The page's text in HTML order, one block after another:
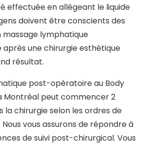
effectuée en allégeant le liquide
doivent être conscients des
massage lymphatique
une chirurgie esthétique
résultat.
post-opératoire au Body
Montréal peut commencer 2
la chirurgie selon les ordres de
vous assurons de répondre à
de suivi post-chirurgical. Vous